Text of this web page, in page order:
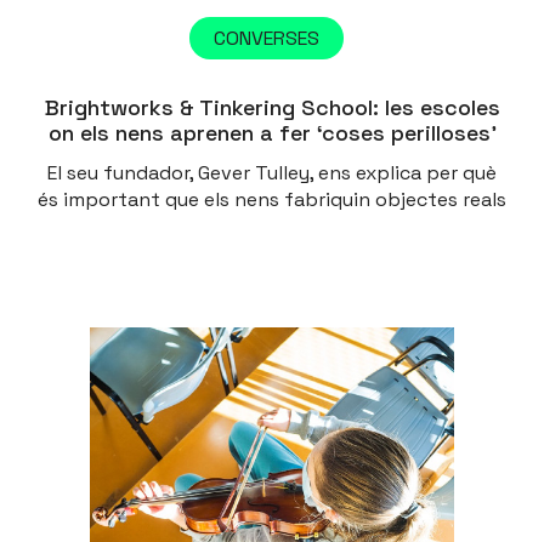
CONVERSES
Brightworks & Tinkering School: les escoles
on els nens aprenen a fer ‘coses perilloses’
El seu fundador, Gever Tulley, ens explica per què
és important que els nens fabriquin objectes reals